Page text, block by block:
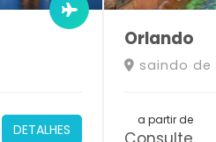
DETALHES
Orlando
saindo de
a partir de